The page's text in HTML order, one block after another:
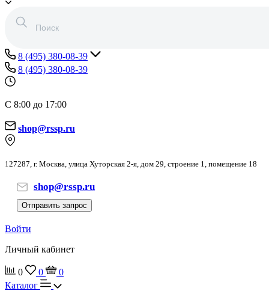
8 (495) 380-08-39
8 (495) 380-08-39
С 8:00 до 17:00
shop@rssp.ru
127287, г. Москва, улица Хуторская 2-я, дом 29, строение 1, помещение 18
shop@rssp.ru
Отправить запрос
Войти
Личный кабинет
0 0
0
Каталог